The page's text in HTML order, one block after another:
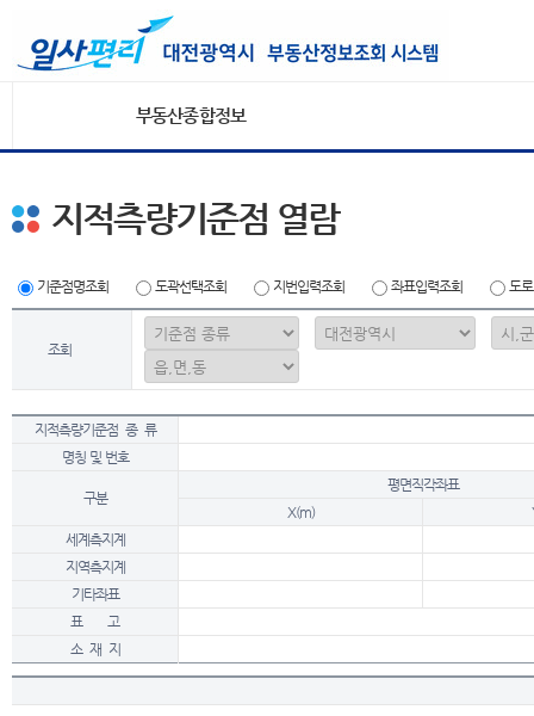
부동산종합정보
지적측량기준점 열람
기준점명조회 도곽선택조회 지번입력조회 좌표입력조회 도
조회
지적측량기준점 종 류
명칭 및 번호
구분
평면직각좌표
X(m)
세계측지계
지역측지계
기타좌표
표 고
소 재 지